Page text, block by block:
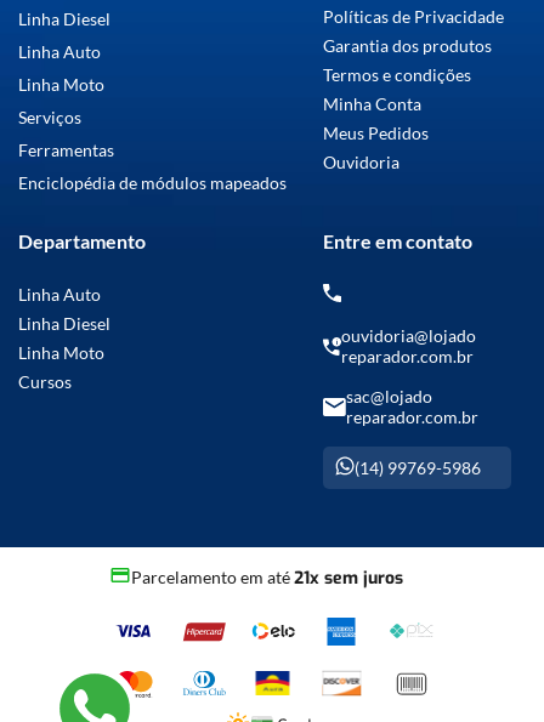
Linha Diesel
Linha Auto
Linha Moto
Serviços
Ferramentas
Enciclopédia de módulos mapeados
Políticas de Privacidade
Garantia dos produtos
Termos e condições
Minha Conta
Meus Pedidos
Ouvidoria
Departamento
Linha Auto
Linha Diesel
Linha Moto
Cursos
Entre em contato
ouvidoria@lojado
reparador.com.br
sac@lojado
reparador.com.br
(14) 99769-5986
Parcelamento em até21x sem juros